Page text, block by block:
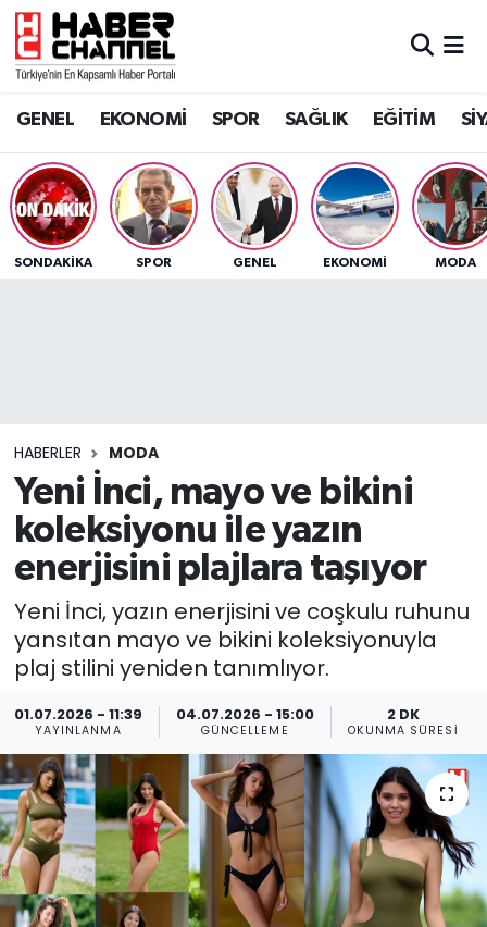
GENEL EKONOMİ SPOR SAĞLIK EĞİTİM
SONDAKIKA SPOR GENEL EKONOMİ MODA
HABERLER MODA
Yeni İnci, mayo ve bikini
koleksiyonu ile yazın
enerjisini plajlara taşıyor
Yeni İnci, yazın enerjisini ve coşkulu ruhunu
yansıtan mayo ve bikini koleksiyonuyla
plaj stilini yeniden tanımlıyor.
01.07.2026 - 11:39
YAYINLANMA
04.07.2026 - 15:00
GÜNCELLEME
2 DK
OKUNMA SÜRESI
GENEL
SPOR
SAĞLIK
Nöbetçi Eczaneler
Trafik Durumu
Süper Lig Puan Durumu ve Fikstür